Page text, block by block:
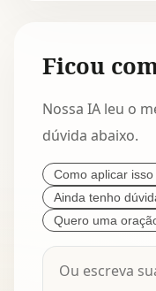
Ficou
Nossa IA leu o
dúvida abaixo.
Como aplicar
Ainda tenho
Quero uma